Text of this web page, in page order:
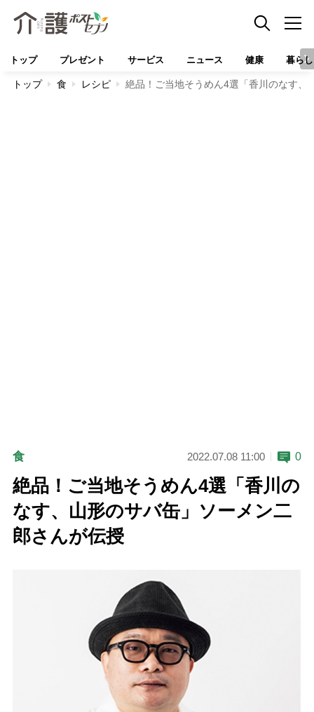
トップ プレゼント サービス ニュース 健康 暮らし
トップ 食 レシピ 絶品！ご当地そうめん4選「香川のなす、
食 2022.07.08 11:00 0
絶品！ご当地そうめん4選「香川の
なす、山形のサバ缶」ソーメン二
郎さんが伝授